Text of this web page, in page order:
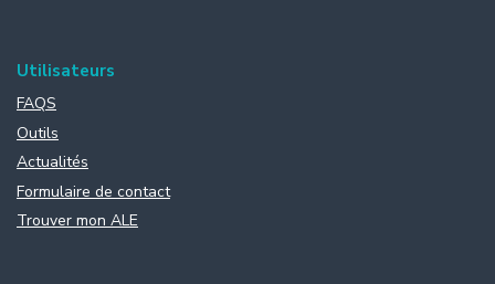
Utilisateurs
FAQS
Outils
Actualités
Formulaire de contact
Trouver mon ALE